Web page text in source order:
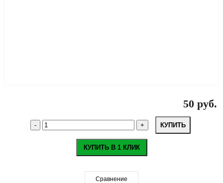
50 руб.
КУПИТЬ
КУПИТЬ В 1 КЛИК
Сравнение